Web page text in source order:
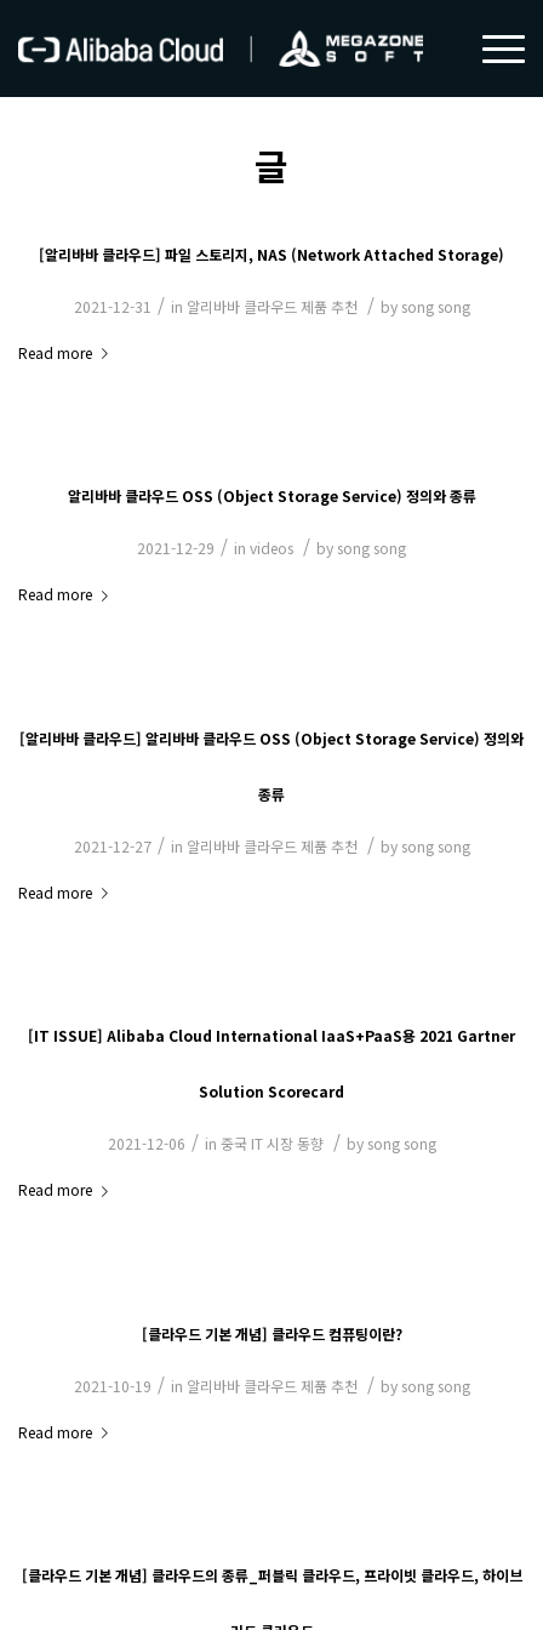
글
[알리바바 클라우드] 파일 스토리지, NAS (Network Attached Storage)
2021-12-31 / in 알리바바 클라우드 제품 추천 / by song song
Read more
알리바바 클라우드 OSS (Object Storage Service) 정의와 종류
2021-12-29 / in videos / by song song
Read more
[알리바바 클라우드] 알리바바 클라우드 OSS (Object Storage Service) 정의와
종류
2021-12-27 / in 알리바바 클라우드 제품 추천 / by song song
Read more
[IT ISSUE] Alibaba Cloud International IaaS+PaaS용 2021 Gartner
Solution Scorecard
2021-12-06 / in 중국 IT 시장 동향 / by song song
Read more
[클라우드 기본 개념] 클라우드 컴퓨팅이란?
2021-10-19 / in 알리바바 클라우드 제품 추천 / by song song
Read more
[클라우드 기본 개념] 클라우드의 종류_퍼블릭 클라우드, 프라이빗 클라우드, 하이브